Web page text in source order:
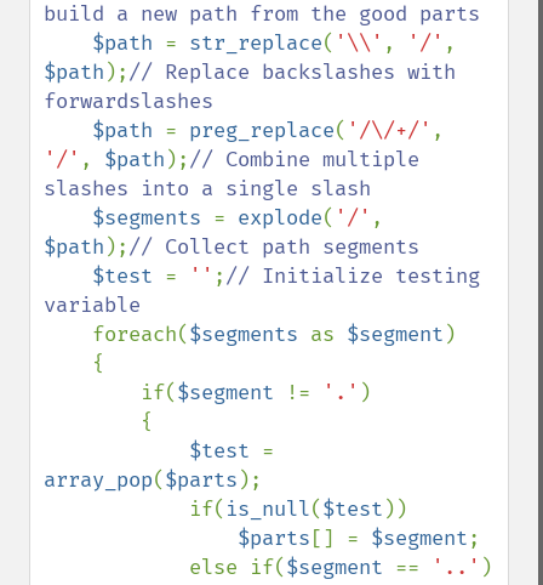
build a new path from the good parts
$path = str_replace( '\\' , '/'
$path );// Replace backslashes with
forwardslashes
$path = preg_replace( '/\/+/'
'/' , $path );// Combine multiple
slashes into a single slash
$segments = explode( '/'
$path );// Collect path segments
$test = '' ;// Initialize testing
variable
foreach($segments as $segment )
        if(
$segment != '.' )
$test
array_pop($parts );
            if(
is_null($test ))
$parts [] = $segment;
            else if(
$segment == '..' )